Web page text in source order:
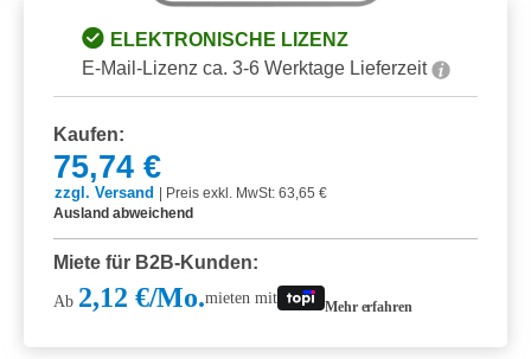
ELEKTRONISCHE LIZENZ
E-Mail-Lizenz ca. 3-6 Werktage Lieferzeit
Kaufen:
75,74 €
zzgl. Versand
Preis exkl. MwSt: 63,65 €
Ausland abweichend
Miete für B2B-Kunden:
Ab 2,12 €/Mo.mieten mit Mehr erfahren